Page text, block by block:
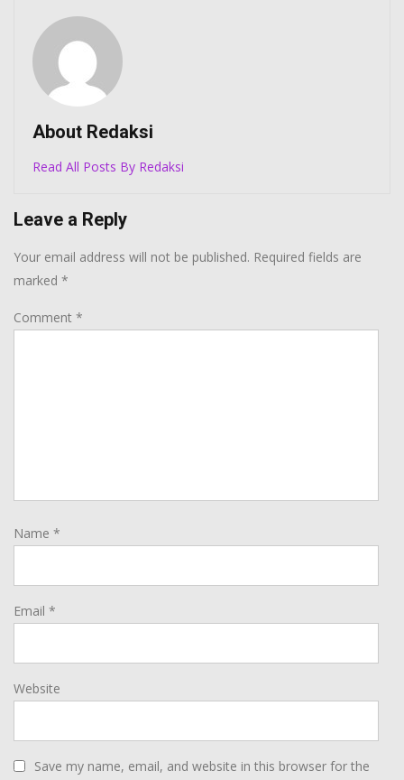
About Redaksi
Read All Posts By Redaksi
Leave a Reply
Your email address will not be published. Required fields are
marked *
Comment *
Name *
Email *
Website
Save my name, email, and website in this browser for the